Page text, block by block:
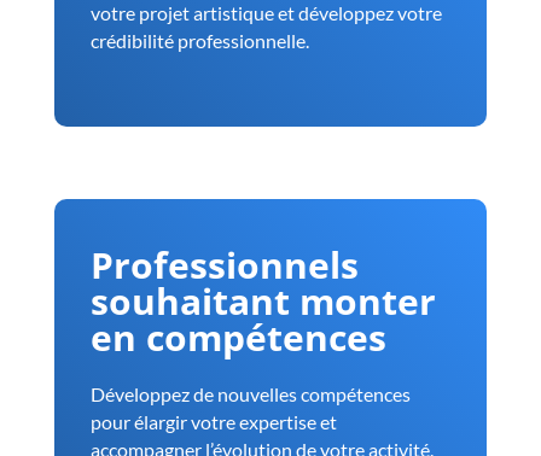
votre projet artistique et développez votre
crédibilité professionnelle.
Professionnels
souhaitant monter
en compétences
Développez de nouvelles compétences
pour élargir votre expertise et
accompagner l’évolution de votre activité.